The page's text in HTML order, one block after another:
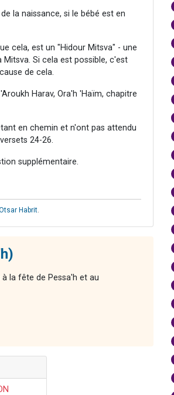
la naissance, si le bébé est en
cela, est un "Hidour Mitsva" - une
Si cela est possible, c'est
de cela.
Harav, Ora'h 'Haïm, chapitre
en chemin et n'ont pas attendu
24-26.
supplémentaire.
Habrit
la fête de Pessa'h et au